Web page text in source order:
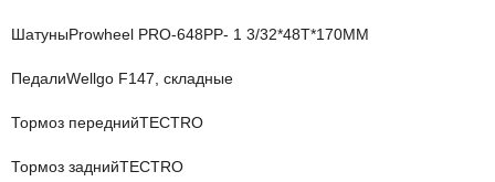
ШатуныProwheel PRO-648PP- 1 3/32*48T*170MM
ПедалиWellgo F147, складные
Тормоз переднийTECTRO
Тормоз заднийTECTRO